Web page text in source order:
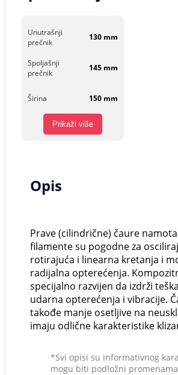
Unutrašnji
prečnik
130 mm
Spoljašnji
prečnik
145 mm
Širina 150 mm
Prikaži više
Opis
Prave (cilindrične) čaure
filamente su pogodne za
rotirajuća i linearna kretanja i
radijalna opterećenja.
specijalno razvijen da izdrži
udarna opterećenja i vibracije.
takođe manje osetljive na
imaju odlične karakteristike
*Svi opisi su informativnog
mogu biti podložni